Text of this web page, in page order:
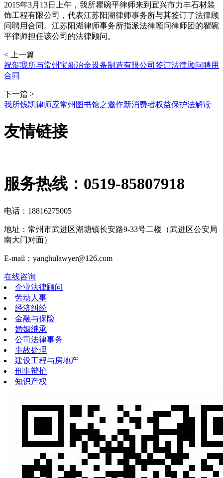
2015年3月13日上午，我所瞿碗平律师来到宜兴市力丰石材装
饰工程有限公司，代表江苏阳湖律师事务所与其签订了法律顾
问聘用合同。江苏阳湖律师事务所指派法律顾问律师团的瞿碗
平律师担任该公司的法律顾问。
< 上一篇
祝贺我所与常州宝新冶金设备制造有限公司签订法律顾问聘用
合同
下一篇 >
我所钱凯律师应常州图书馆之邀作新消费者权益保护法解读
友情链接
服务热线： 0519-85807918
电话：18816275005
地址：常州市武进区湖塘镇长安路9-33号二楼（武进区公安局
南大门对面）
E-mail：yanghulawyer@126.com
在线咨询
企业法律顾问
劳动人事
经济纠纷
金融与保险
婚姻继承
公司法律事务
事故处理
建设工程与房地产
刑事辩护
知识产权